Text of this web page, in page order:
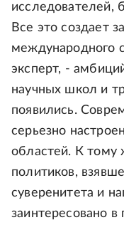
исследователей,
Все это создает
международного
эксперт, -
научных школ и
появились.
серьезно
областей. К тому
политиков,
суверенитета и
заинтересовано в